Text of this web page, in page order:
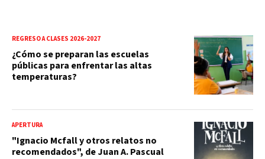
REGRESO A CLASES 2026-2027
¿Cómo se preparan las escuelas
públicas para enfrentar las altas
temperaturas?
APERTURA
"Ignacio Mcfall y otros relatos no
recomendados", de Juan A. Pascual